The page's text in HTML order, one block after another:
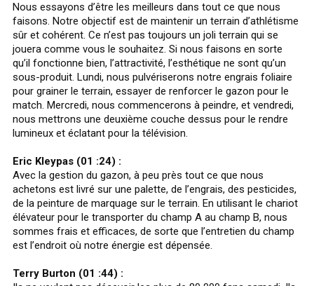
Nous essayons d’être les meilleurs dans tout ce que nous
faisons. Notre objectif est de maintenir un terrain d’athlétisme
sûr et cohérent. Ce n’est pas toujours un joli terrain qui se
jouera comme vous le souhaitez. Si nous faisons en sorte
qu’il fonctionne bien, l’attractivité, l’esthétique ne sont qu’un
sous-produit. Lundi, nous pulvériserons notre engrais foliaire
pour grainer le terrain, essayer de renforcer le gazon pour le
match. Mercredi, nous commencerons à peindre, et vendredi,
nous mettrons une deuxième couche dessus pour le rendre
lumineux et éclatant pour la télévision.
Eric Kleypas (01 :24) :
Avec la gestion du gazon, à peu près tout ce que nous
achetons est livré sur une palette, de l’engrais, des pesticides,
de la peinture de marquage sur le terrain. En utilisant le chariot
élévateur pour le transporter du champ A au champ B, nous
sommes frais et efficaces, de sorte que l’entretien du champ
est l’endroit où notre énergie est dépensée.
Terry Burton (01 :44) :